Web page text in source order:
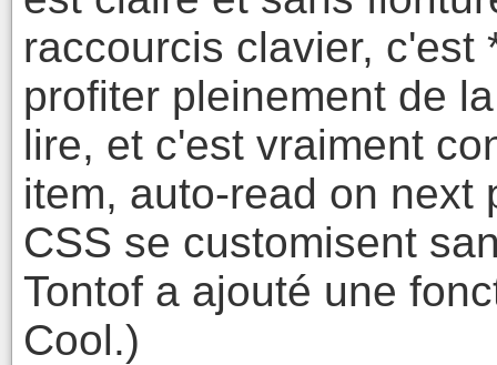
raccourcis clavier, c'est
profiter pleinement de
lire, et c'est vraiment
item, auto-read on
CSS se customisent
Tontof a ajouté une
Cool.)